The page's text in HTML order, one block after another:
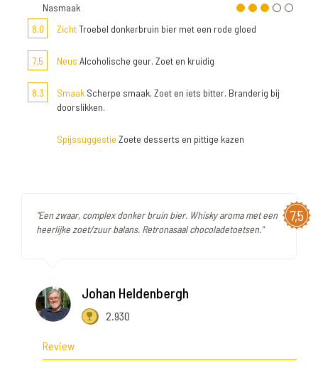
Nasmaak
8,0
ZichtTroebel donkerbruin bier met een rode gloed
7,5 Neus Alcoholische geur. Zoet en kruidig
8,3 Smaak Scherpe smaak. Zoet en iets bitter. Branderig bij
doorslikken.
Spijssuggestie Zoete desserts en pittige kazen
7,5
"Een zwaar, complex donker bruin bier. Whisky aroma met een
heerlijke zoet/zuur balans. Retronasaal chocoladetoetsen."
Johan Heldenbergh
2.930
Review